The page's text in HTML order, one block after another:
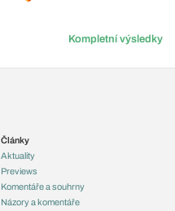
Kompletní výsledky
Články
Aktuality
Previews
Komentáře a souhrny
Názory a komentáře